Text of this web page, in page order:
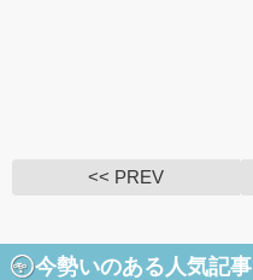
<< PREV
今勢いのある人気記事